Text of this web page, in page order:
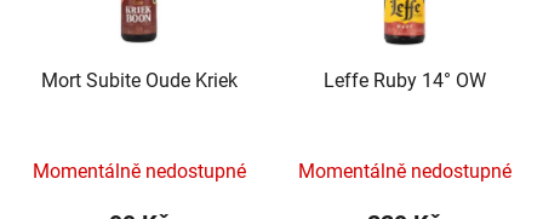
Mort Subite Oude Kriek
Momentálně nedostupné
Leffe Ruby 14° OW
Momentálně nedostupné